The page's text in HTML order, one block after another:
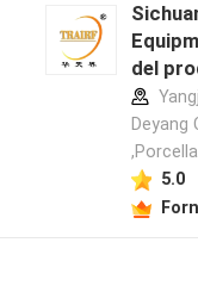
del
Deyang
5.0